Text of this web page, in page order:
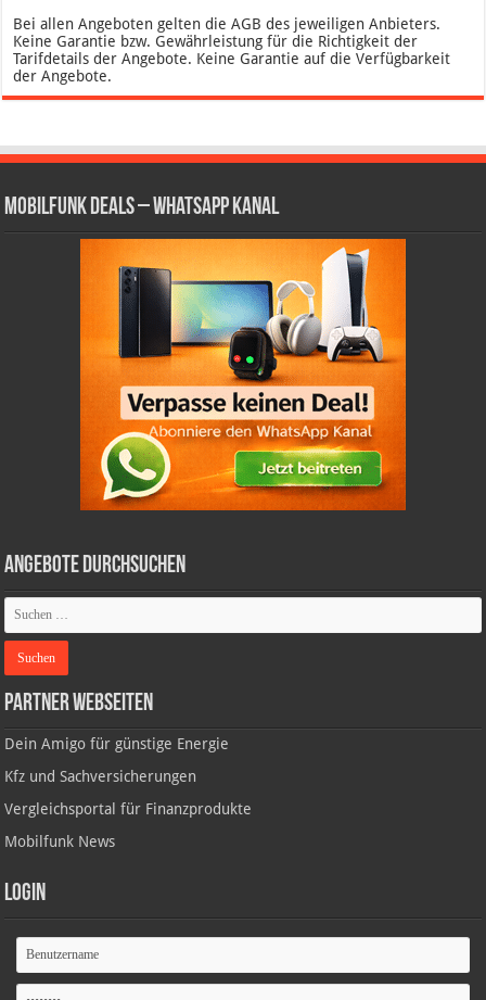
Bei allen Angeboten gelten die AGB des jeweiligen Anbieters.
Keine Garantie bzw. Gewährleistung für die Richtigkeit der
Tarifdetails der Angebote. Keine Garantie auf die Verfügbarkeit
der Angebote.
Mobilfunk Deals – WhatsApp Kanal
Angebote durchsuchen
Partner Webseiten
Dein Amigo für günstige Energie
Kfz und Sachversicherungen
Vergleichsportal für Finanzprodukte
Mobilfunk News
Login